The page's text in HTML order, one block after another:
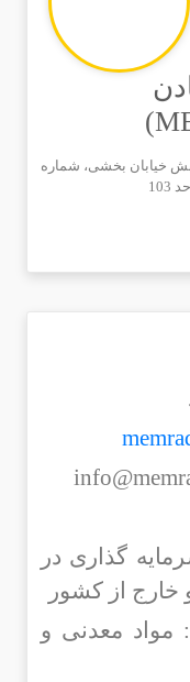
خیابان بخشی، شماره
گذاری در
خارج از کشور
مواد معدنی و